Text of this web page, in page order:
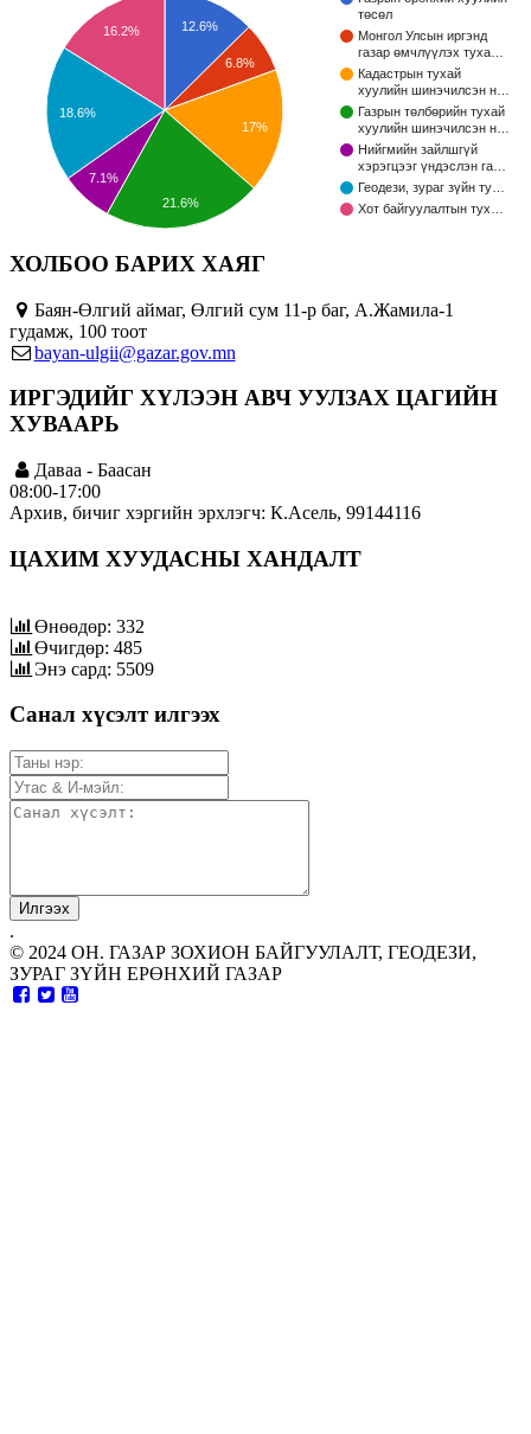
төсөл
Монгол Улсын иргэнд
газар өмчлүүлэх туха…
Кадастрын тухай
хуулийн шинэчилсэн н…
Газрын төлбөрийн тухай
хуулийн шинэчилсэн н…
Нийгмийн зайлшгүй
хэрэгцээг үндэслэн га…
Геодези, зураг зүйн ту…
Хот байгуулалтын тух…
12.6%
6.8%
17%
16.2%
18.6%
7.1%
21.6%
ХОЛБОО БАРИХ ХАЯГ
Баян-Өлгий аймаг, Өлгий сум 11-р баг, А.Жамила-1
гудамж, 100 тоот
bayan-ulgii@gazar.gov.mn
ИРГЭДИЙГ ХҮЛЭЭН АВЧ УУЛЗАХ ЦАГИЙН
ХУВААРЬ
Даваа - Баасан
08:00-17:00
Архив, бичиг хэргийн эрхлэгч: К.Асель, 99144116
ЦАХИМ ХУУДАСНЫ ХАНДАЛТ
Өнөөдөр: 332
Өчигдөр: 485
Энэ сард: 5509
Санал хүсэлт илгээх
.
© 2024 ОН. ГАЗАР ЗОХИОН БАЙГУУЛАЛТ, ГЕОДЕЗИ,
ЗУРАГ ЗҮЙН ЕРӨНХИЙ ГАЗАР